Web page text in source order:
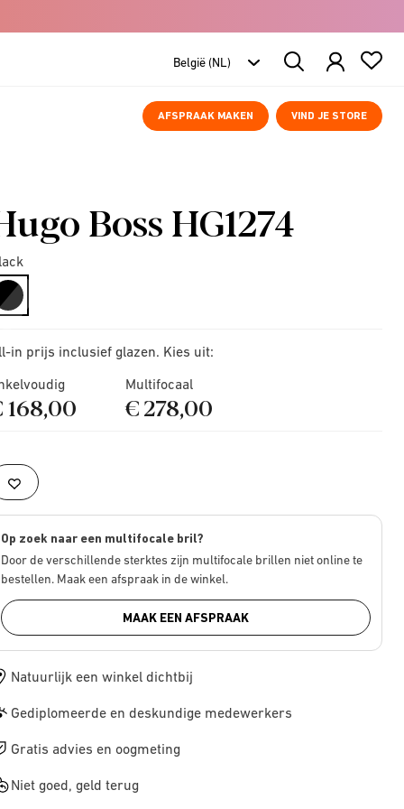
Search
Products
AFSPRAAK MAKEN VIND JE STORE
Boss HG1274
selected
in prijs inclusief glazen. Kies uit:
168,00
Multifocaal
€ 278,00
Op zoek naar een multifocale bril?
Door de verschillende sterktes zijn multifocale brillen niet online te
bestellen. Maak een afspraak in de winkel.
MAAK EEN AFSPRAAK
Natuurlijk een winkel dichtbij
Gediplomeerde en deskundige medewerkers
Gratis advies en oogmeting
Niet goed, geld terug